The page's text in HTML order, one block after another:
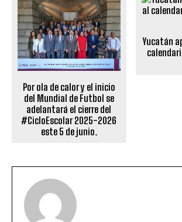
Por ola de calor y el inicio
del Mundial de Futbol se
adelantará el cierre del
#CicloEscolar 2025-2026
este 5 de junio.
Yucatán